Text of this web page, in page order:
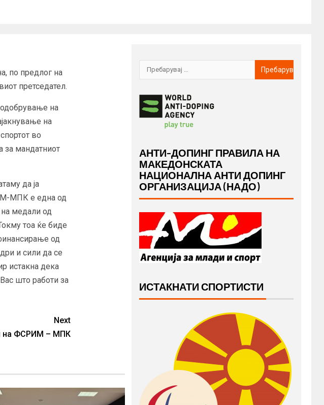
по предлог на
претседател.
на
на
во
за мандатниот
да ја
МПК е една од
на медали од
тоа ќе биде
од
и сили да се
истакна дека
што работи за
Next
на ФСРИМ – МПК
АНТИ-ДОПИНГ ПРАВИЛА НА
МАКЕДОНСКАТА
НАЦИОНАЛНА АНТИ ДОПИНГ
ОРГАНИЗАЦИЈА (НАДО)
ИСТАКНАТИ СПОРТИСТИ